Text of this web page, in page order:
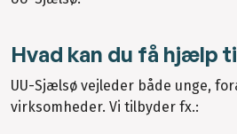
Hvad kan du få hjælp
UU-Sjælsø vejleder både unge,
virksomheder. Vi tilbyder fx.: